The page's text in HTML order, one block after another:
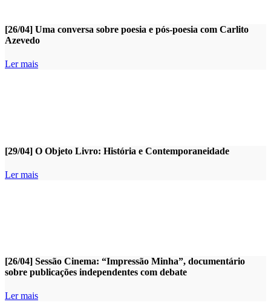
[26/04] Uma conversa sobre poesia e pós-poesia com Carlito
Azevedo
Ler mais
[29/04] O Objeto Livro: História e Contemporaneidade
Ler mais
[26/04] Sessão Cinema: “Impressão Minha”, documentário
sobre publicações independentes com debate
Ler mais